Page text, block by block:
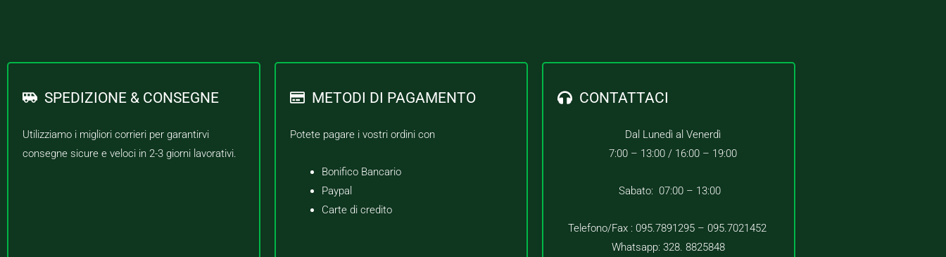
SPEDIZIONE & CONSEGNE
Utilizziamo i migliori corrieri per garantirvi
consegne sicure e veloci in 2-3 giorni lavorativi.
METODI DI PAGAMENTO
Potete pagare i vostri ordini con
Bonifico Bancario
Paypal
Carte di credito
CONTATTACI
Dal Lunedì al Venerdì
7:00 – 13:00 / 16:00 – 19:00
Sabato: 07:00 – 13:00
Telefono/Fax : 095.7891295 – 095.7021452
Whatsapp: 328. 8825848